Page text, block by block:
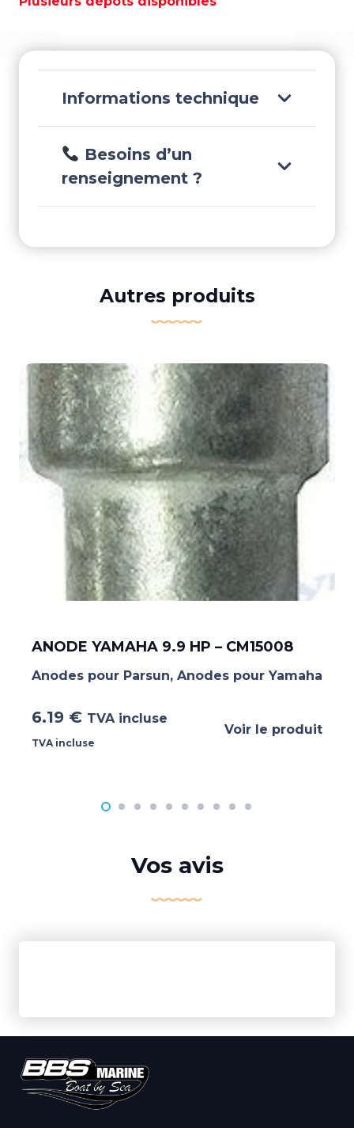
Informations technique
Besoins d’un
renseignement ?
Autres produits
ANODE YAMAHA 9.9 HP – CM15008
Anodes pour Parsun, Anodes pour Yamaha
6.19 € TVA incluse
TVA incluse
Voir le produit
Vos avis